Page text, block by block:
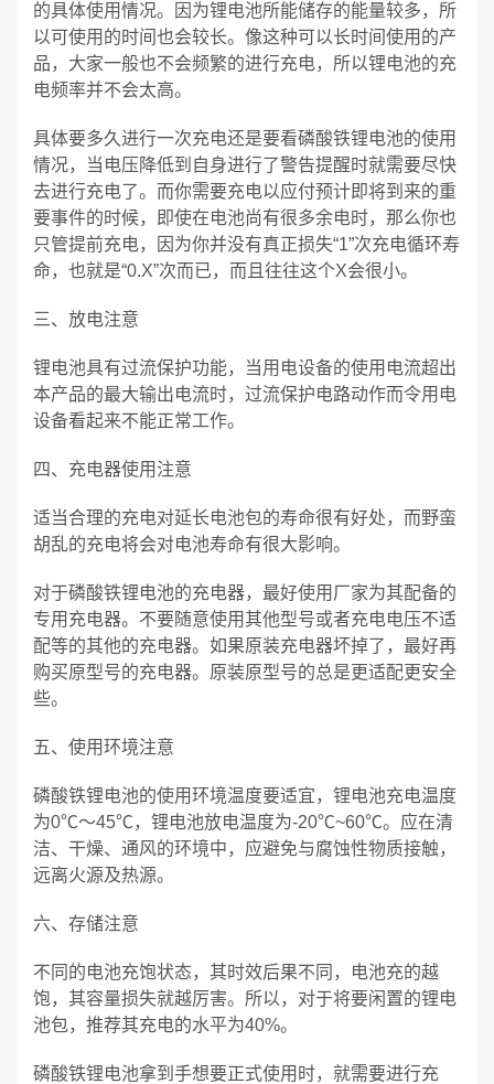
的具体使用情况。因为锂电池所能储存的能量较多，所
以可使用的时间也会较长。像这种可以长时间使用的产
品，大家一般也不会频繁的进行充电，所以锂电池的充
电频率并不会太高。
具体要多久进行一次充电还是要看磷酸铁锂电池的使用
情况，当电压降低到自身进行了警告提醒时就需要尽快
去进行充电了。而你需要充电以应付预计即将到来的重
要事件的时候，即使在电池尚有很多余电时，那么你也
只管提前充电，因为你并没有真正损失“1”次充电循环寿
命，也就是“0.X”次而已，而且往往这个X会很小。
三、放电注意
锂电池具有过流保护功能，当用电设备的使用电流超出
本产品的最大输出电流时，过流保护电路动作而令用电
设备看起来不能正常工作。
四、充电器使用注意
适当合理的充电对延长电池包的寿命很有好处，而野蛮
胡乱的充电将会对电池寿命有很大影响。
对于磷酸铁锂电池的充电器，最好使用厂家为其配备的
专用充电器。不要随意使用其他型号或者充电电压不适
配等的其他的充电器。如果原装充电器坏掉了，最好再
购买原型号的充电器。原装原型号的总是更适配更安全
些。
五、使用环境注意
磷酸铁锂电池的使用环境温度要适宜，锂电池充电温度
为0℃～45℃，锂电池放电温度为-20℃~60℃。应在清
洁、干燥、通风的环境中，应避免与腐蚀性物质接触，
远离火源及热源。
六、存储注意
不同的电池充饱状态，其时效后果不同，电池充的越
饱，其容量损失就越厉害。所以，对于将要闲置的锂电
池包，推荐其充电的水平为40%。
磷酸铁锂电池拿到手想要正式使用时，就需要进行充